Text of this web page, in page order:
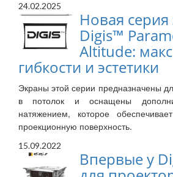
24.02.2025
Новая
Digis™
Altitude:
гибкости и эстетики
Экраны этой серии предназначены
в потолок и оснащены
натяжением, которое
проекционную поверхность.
15.09.2022
Впервые у